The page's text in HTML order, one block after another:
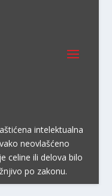
intelektualna
neovlašćeno
celine ili delova bilo
po zakonu.